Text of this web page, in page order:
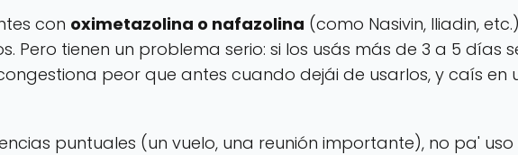
con oximetazolina o nafazolina (como Nasivin, Iliadin,
Pero tienen un problema serio: si los usás más de 3 a 5 días
peor que antes cuando dejái de usarlos, y caís en
puntuales (un vuelo, una reunión importante), no pa' uso